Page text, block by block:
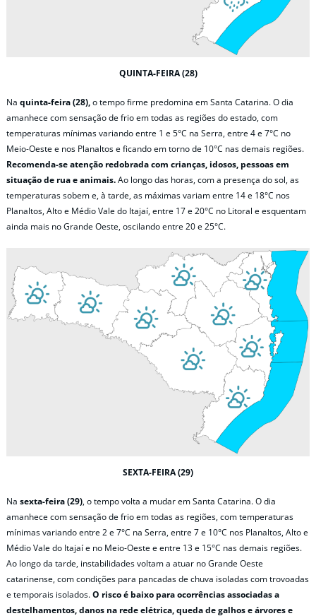
QUINTA-FEIRA (28)
Na quinta-feira (28),o tempo firme predomina em Santa Catarina. O dia
amanhece com sensação de frio em todas as regiões do estado, com
temperaturas mínimas variando entre 1 e 5°C na Serra, entre 4 e 7°C no
Meio-Oeste e nos Planaltos e ficando em torno de 10°C nas demais regiões.
Recomenda-se atenção redobrada com crianças, idosos, pessoas em
situação de rua e animais.Ao longo das horas, com a presença do sol, as
temperaturas sobem e, à tarde, as máximas variam entre 14 e 18°C nos
Planaltos, Alto e Médio Vale do Itajaí, entre 17 e 20°C no Litoral e esquentam
ainda mais no Grande Oeste, oscilando entre 20 e 25°C.
SEXTA-FEIRA (29)
Na sexta-feira (29), o tempo volta a mudar em Santa Catarina. O dia
amanhece com sensação de frio em todas as regiões, com temperaturas
mínimas variando entre 2 e 7°C na Serra, entre 7 e 10°C nos Planaltos, Alto e
Médio Vale do Itajaí e no Meio-Oeste e entre 13 e 15°C nas demais regiões.
Ao longo da tarde, instabilidades voltam a atuar no Grande Oeste
catarinense, com condições para pancadas de chuva isoladas com trovoadas
e temporais isolados.O risco é baixo para ocorrências associadas a
destelhamentos, danos na rede elétrica, queda de galhos e árvores e